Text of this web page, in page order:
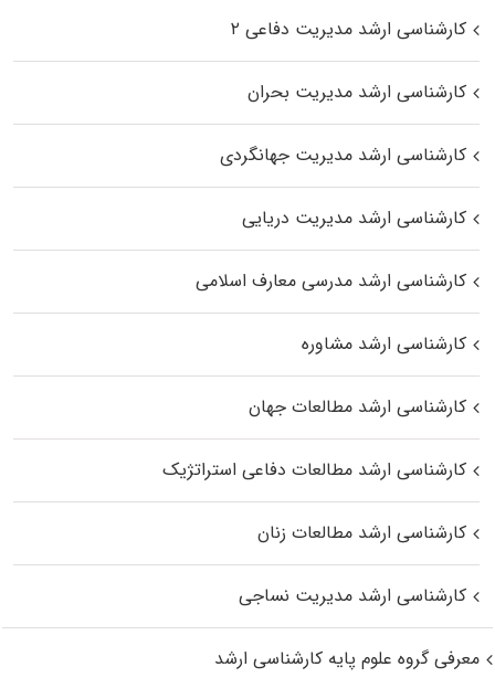
کارشناسی ارشد مدیریت دفاعی ۲
کارشناسی ارشد مدیریت بحران
کارشناسی ارشد مدیریت جهانگردی
کارشناسی ارشد مدیریت دریایی
کارشناسی ارشد مدرسی معارف اسلامی
کارشناسی ارشد مشاوره
کارشناسی ارشد مطالعات جهان
کارشناسی ارشد مطالعات دفاعی استراتژیک
کارشناسی ارشد مطالعات زنان
کارشناسی ارشد مدیریت نساجی
معرفی گروه علوم پایه کارشناسی ارشد